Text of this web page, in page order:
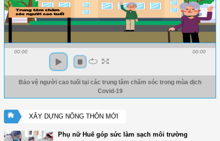
00:00 00:00
Bảo vệ người cao tuổi tại các trung tâm chăm sóc trong mùa dịch
Covid-19
XÂY DỰNG NÔNG THÔN MỚI
Phụ nữ Huế góp sức làm sạch môi trường